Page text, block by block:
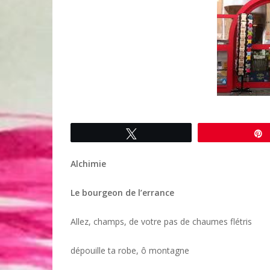
Alchimie
Le bourgeon de l’errance
Allez, champs, de votre pas de chaumes flétris
dépouille ta robe, ô montagne